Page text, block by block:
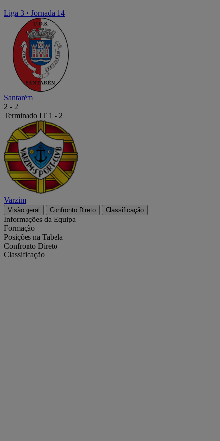
Liga 3 • Jornada 14
Santarém
2 - 2
Terminado IT 1 - 2
Varzim
Visão geral Confronto Direto Classificação
Informações da Equipa
Formação
Posições na Tabela
Confronto Direto
Classificação